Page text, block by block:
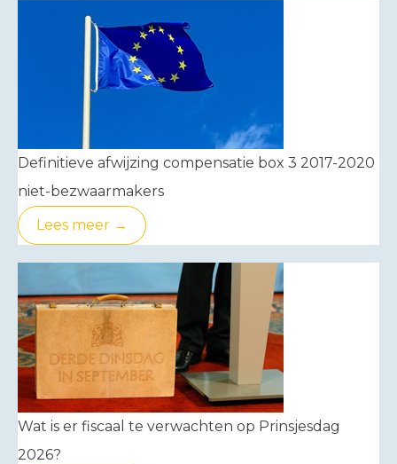
Definitieve afwijzing compensatie box 3 2017-2020
niet-bezwaarmakers
Lees meer →
Wat is er fiscaal te verwachten op Prinsjesdag
2026?